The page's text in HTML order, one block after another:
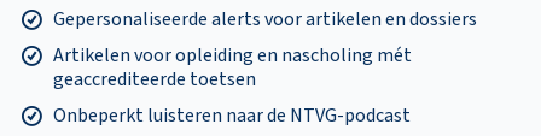
Gepersonaliseerde alerts voor artikelen en dossiers
Artikelen voor opleiding en nascholing mét
geaccrediteerde toetsen
Onbeperkt luisteren naar de NTVG-podcast